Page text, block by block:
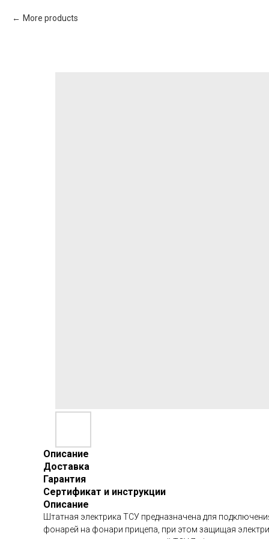
More products
Описание
Доставка
Гарантия
Сертификат и инструкции
Описание
Штатная электрика ТСУ предназначена для
фонарей на фонари прицепа, при этом защищая